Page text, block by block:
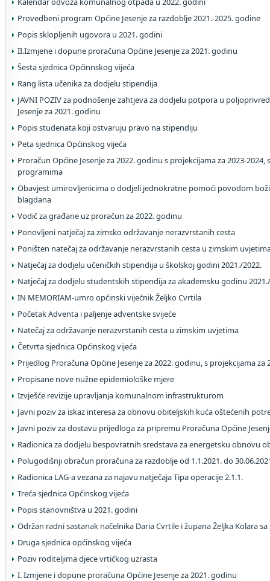
Provedbeni program Općine Jesenje za razdoblje 2021.-2025. godine
Popis sklopljenih ugovora u 2021. godini
II.Izmjene i dopune proračuna Općine Jesenje za 2021. godinu
Šesta sjednica Općinnskog vijeća
Rang lista učenika za dodjelu stipendija
JAVNI POZIV za podnošenje zahtjeva za dodjelu potpora u
Jesenje za 2021. godinu
Popis studenata koji ostvaruju pravo na stipendiju
Peta sjednica Općinskog vijeća
Proračun Općine Jesenje za 2022. godinu s projekcijama za 2023-2024,
programima
Obavjest umirovljenicima o dodjeli jednokratne pomoći povodom
blagdana
Vodič za građane uz proračun za 2022. godinu
Ponovljeni natječaj za zimsko održavanje nerazvrstanih cesta
Poništen natečaj za održavanje nerazvrstanih cesta u zimskim
Natječaj za dodjelu učeničkih stipendija u školskoj godini 2021./2022.
Natječaj za dodjelu studentskih stipendija za akademsku godinu
IN MEMORIAM-umro općinski vijećnik Željko Cvrtila
Početak Adventa i paljenje adventske svijeće
Natečaj za održavanje nerazvrstanih cesta u zimskim uvjetima
Četvrta sjednica Općinskog vijeća
Prijedlog Proračuna Općine Jesenje za 2022. godinu, s projekcijama za
Propisane nove nužne epidemiološke mjere
Izvješće revizije upravljanja komunalnom infrastrukturom
Javni poziv za iskaz interesa za obnovu obiteljskih kuća oštećenih
Javni poziv za dostavu prijedloga za pripremu Proračuna Općine
Radionica za dodjelu bespovratnih sredstava za energetsku obnovu
Polugodišnji obračun proračuna za razdoblje od 1.1.2021. do
Radionica LAG-a vezana za najavu natječaja Tipa operacije 2.1.1.
Treća sjednica Općinskog vijeća
Popis stanovništva u 2021. godini
Održan radni sastanak načelnika Daria Cvrtile i župana Željka Kolara
Druga sjednica općinskog vijeća
Poziv roditeljima djece vrtićkog uzrasta
I. Izmjene i dopune proračuna Općine Jesenje za 2021. godinu